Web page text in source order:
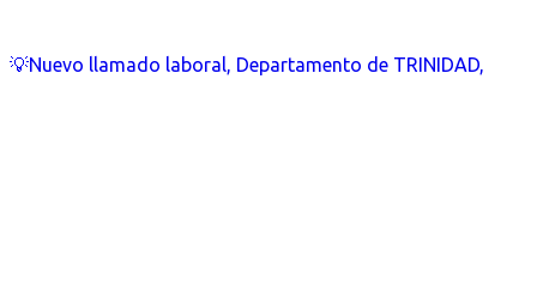
💡Nuevo llamado laboral, Departamento de TRINIDAD,